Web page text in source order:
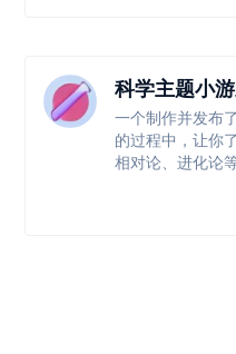
科学主题小
一个制作并发布
的过程中，让你
相对论、进化论